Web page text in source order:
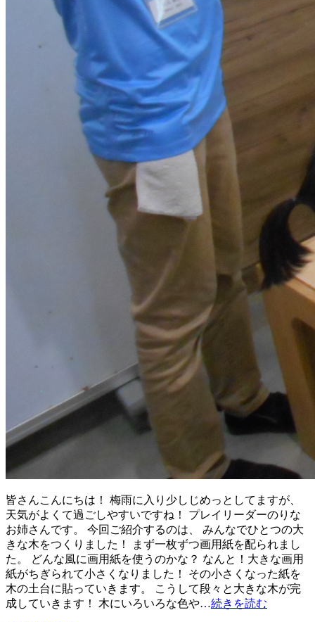
皆さんこんにちは！ 梅雨に入り少しじめっとしてますが、
天気がよくて過ごしやすいですね！ プレイリーダーのりな
お姉さんです。 今回ご紹介するのは、 みんなでひとつの大
きな木をつくりました！ まず一枚ずつ画用紙を配られまし
た。 どんな風に画用紙を使うのかな？ なんと！大きな画用
紙がちぎられて小さくなりました！ その小さくなった紙を
木の土台に貼っていきます。 こうして段々と大きな木が完
成していきます！ 木にいろいろな色や…続きを読む